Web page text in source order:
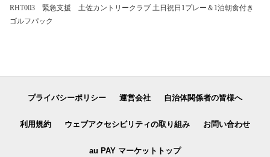
RHT003 緊急支援 土佐カントリークラブ 土日祝日1プレー＆1泊朝食付き
ゴルフパック
プライバシーポリシー 運営会社 自治体関係者の皆様へ
利用規約 ウェブアクセシビリティの取り組み お問い合わせ
au PAY マーケットトップ